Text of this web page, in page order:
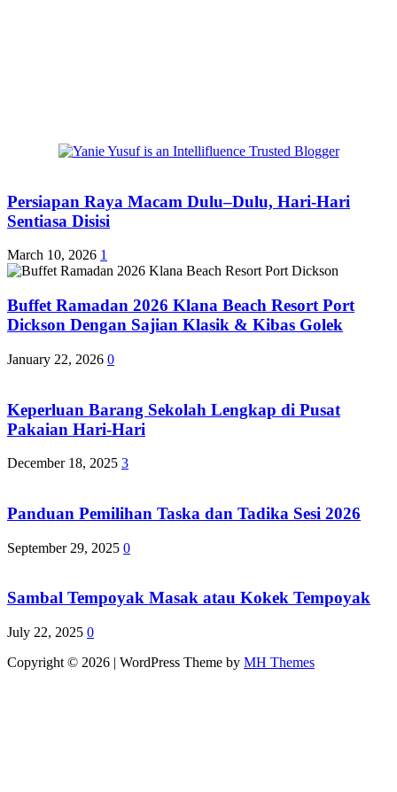
Persiapan Raya Macam Dulu–Dulu, Hari-Hari
Sentiasa Disisi
March 10, 2026 1
Buffet Ramadan 2026 Klana Beach Resort Port
Dickson Dengan Sajian Klasik & Kibas Golek
January 22, 2026 0
Keperluan Barang Sekolah Lengkap di Pusat
Pakaian Hari-Hari
December 18, 2025 3
Panduan Pemilihan Taska dan Tadika Sesi 2026
September 29, 2025 0
Sambal Tempoyak Masak atau Kokek Tempoyak
July 22, 2025 0
Copyright © 2026 | WordPress Theme by MH Themes